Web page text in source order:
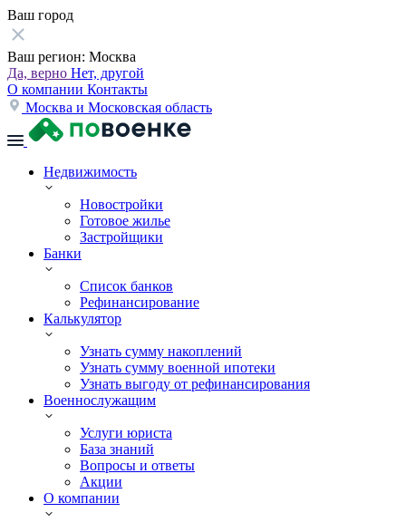
Ваш город
Ваш регион: Москва
Да, верно Нет, другой
О компании Контакты
Москва и Московская область
Недвижимость
Новостройки
Готовое жилье
Застройщики
Банки
Список банков
Рефинансирование
Калькулятор
Узнать сумму накоплений
Узнать сумму военной ипотеки
Узнать выгоду от рефинансирования
Военнослужащим
Услуги юриста
База знаний
Вопросы и ответы
Акции
О компании